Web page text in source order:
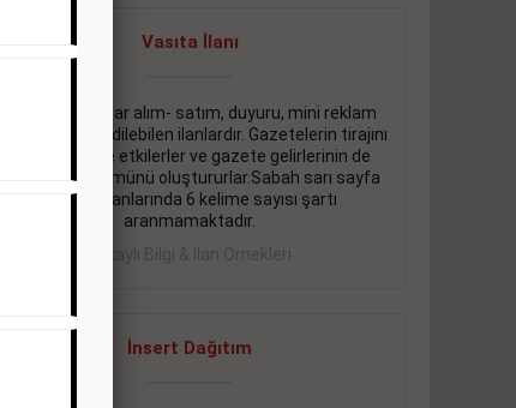
Vasıta İlanı
Sarı sayfa ilanlar alım- satım, duyuru, mini reklam
şeklinde ifade edilebilen ilanlardır. Gazetelerin tirajını
önemli ölçüde etkilerler ve gazete gelirlerinin de
önemli bir bölümünü oluştururlar.Sabah sarı sayfa
eleman ilanlarında 6 kelime sayısı şartı
aranmamaktadır.
Detaylı Bilgi & İlan Örnekleri
İnsert Dağıtım